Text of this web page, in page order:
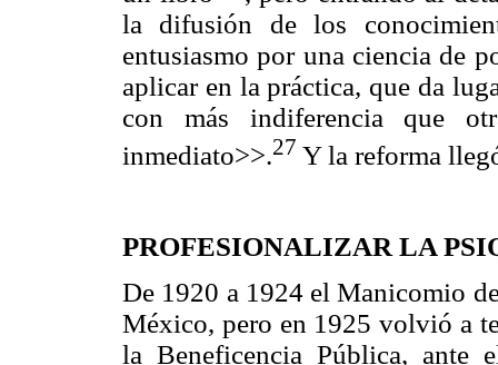
la difusión de los
entusiasmo por una ciencia de
aplicar en la práctica, que da
con más indiferencia que
inmediato>>.27 Y la reforma
PROFESIONALIZAR LA
De 1920 a 1924 el Manicomio
México, pero en 1925 volvió a
la Beneficencia Pública, ante